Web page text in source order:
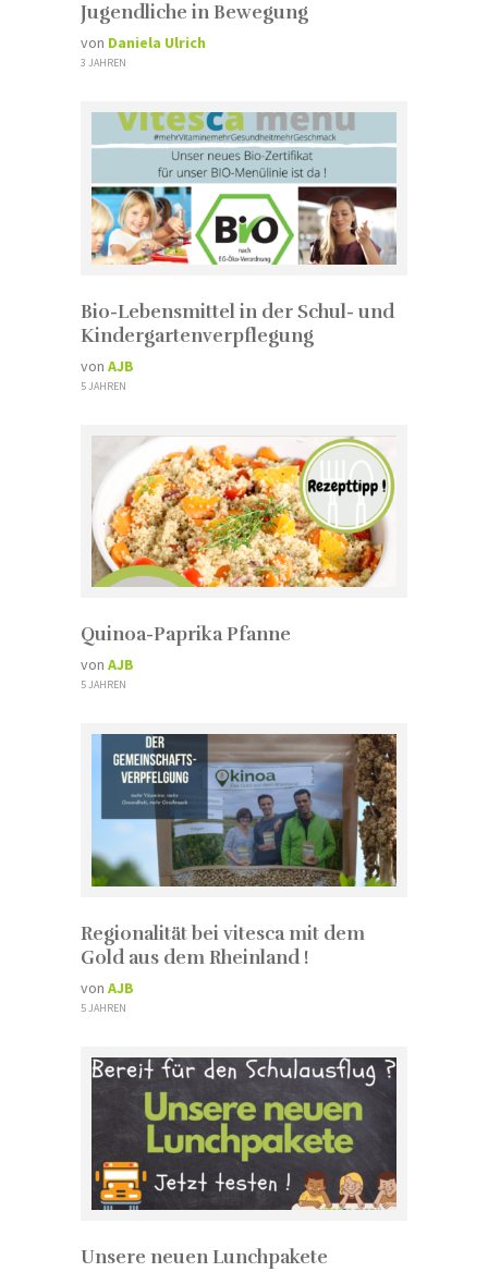
Jugendliche in Bewegung
von Daniela Ulrich
3 JAHREN
Bio-Lebensmittel in der Schul- und
Kindergartenverpflegung
von AJB
5 JAHREN
Quinoa-Paprika Pfanne
von AJB
5 JAHREN
Regionalität bei vitesca mit dem
Gold aus dem Rheinland !
von AJB
5 JAHREN
Unsere neuen Lunchpakete